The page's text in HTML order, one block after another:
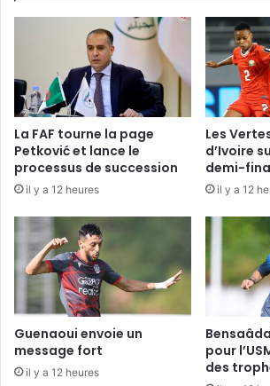
La FAF tourne la page
Petković et lance le
processus de succession
il y a 12 heures
Les
d’Ivoire
demi-
il y a 12
Guenaoui envoie un
message fort
il y a 12 heures
pour
des